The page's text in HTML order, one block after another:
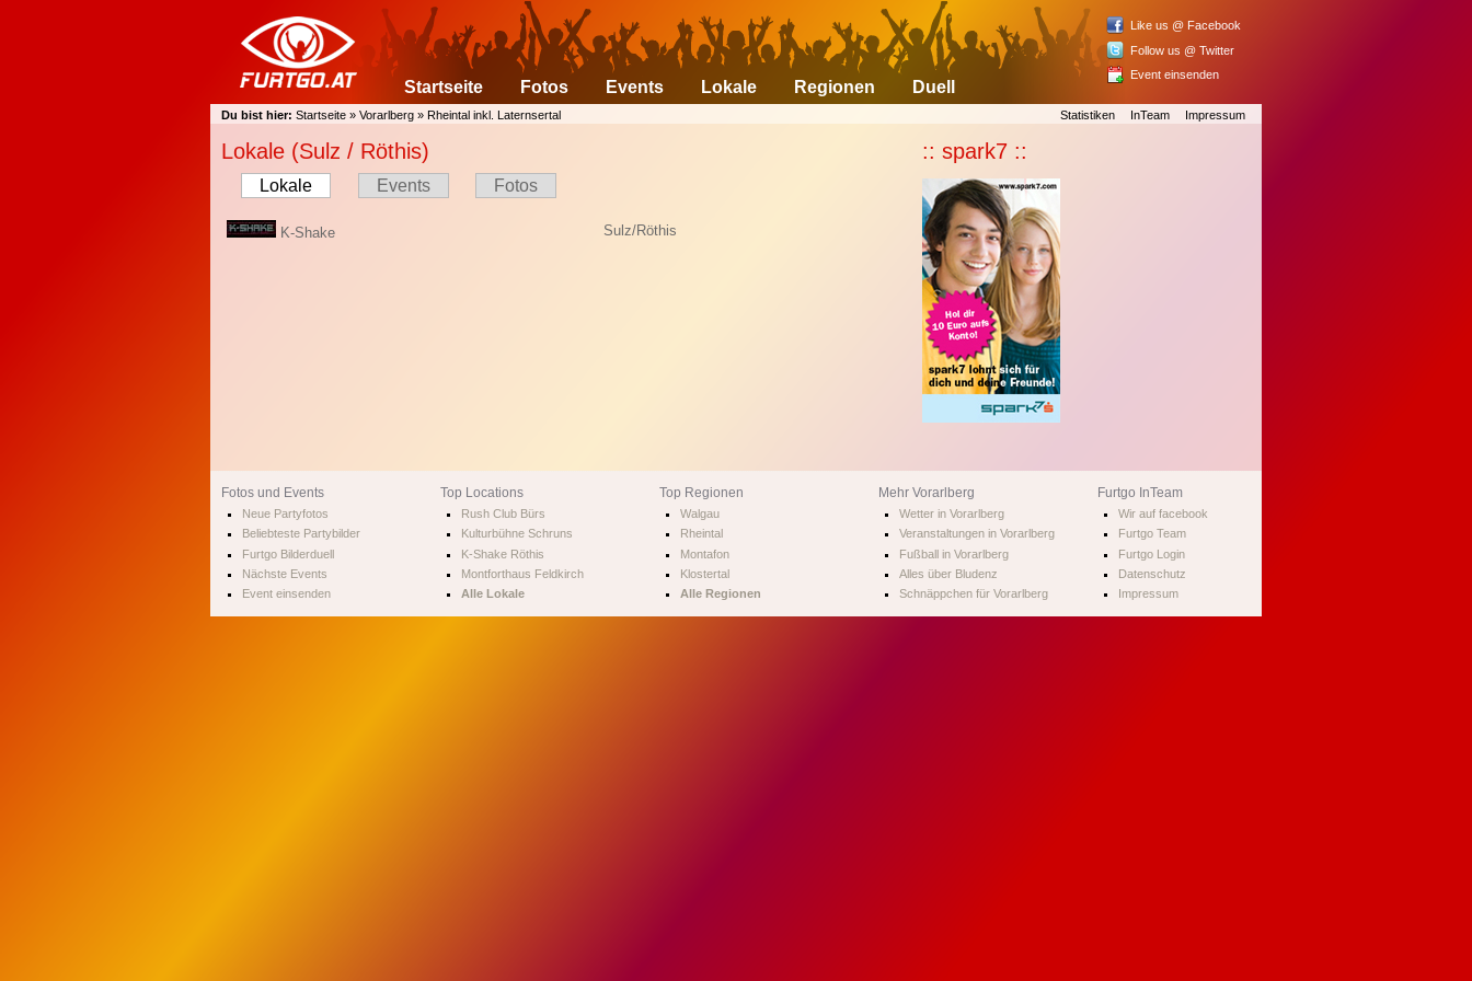
Startseite Fotos Events Lokale Regionen Duell
Like us @ Facebook
Follow us @ Twitter
Event einsenden
Du bist hier: Startseite » Vorarlberg » Rheintal inkl. Laternsertal Statistiken InTeam Impressum
Lokale (Sulz / Röthis)
Lokale Events Fotos
K-Shake Sulz/Röthis
:: spark7 ::
Fotos und Events
Neue Partyfotos
Beliebteste Partybilder
Furtgo Bilderduell
Nächste Events
Event einsenden
Top Locations
Rush Club Bürs
Kulturbühne Schruns
K-Shake Röthis
Montforthaus Feldkirch
Alle Lokale
Top Regionen
Walgau
Rheintal
Montafon
Klostertal
Alle Regionen
Mehr Vorarlberg
Wetter in Vorarlberg
Veranstaltungen in Vorarlberg
Fußball in Vorarlberg
Alles über Bludenz
Schnäppchen für Vorarlberg
Furtgo InTeam
Wir auf facebook
Furtgo Team
Furtgo Login
Datenschutz
Impressum